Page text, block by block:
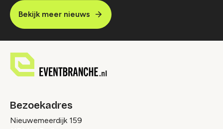
Bekijk meer nieuws
Bezoekadres
Nieuwemeerdijk 159